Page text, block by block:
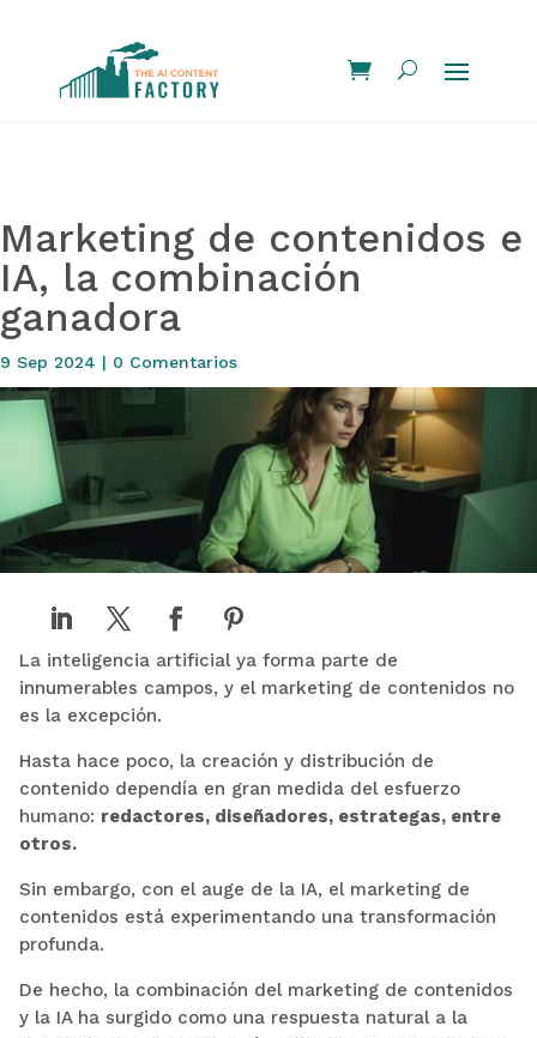
Marketing de contenidos e
IA, la combinación
ganadora
9 Sep 2024 | 0 Comentarios
La inteligencia artificial ya forma parte de
innumerables campos, y el marketing de contenidos no
es la excepción.
Hasta hace poco, la creación y distribución de
contenido dependía en gran medida del esfuerzo
humano: redactores, diseñadores, estrategas, entre
otros.
Sin embargo, con el auge de la IA, el marketing de
contenidos está experimentando una transformación
profunda.
De hecho, la combinación del marketing de contenidos
y la IA ha surgido como una respuesta natural a la